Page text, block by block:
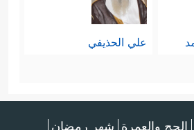
علي الحذيفي
الحج والعمرة شهر رمضان